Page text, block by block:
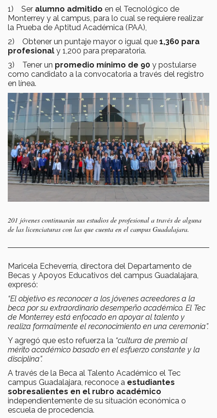
1) Ser alumno admitido en el Tecnológico de
Monterrey y al campus, para lo cual se requiere realizar
la Prueba de Aptitud Académica (PAA),
2) Obtener un puntaje mayor o igual que 1,360 para
profesional y 1,200 para preparatoria.
3) Tener un promedio mínimo de 90 y postularse
como candidato a la convocatoria a través del registro
en línea.
201 jóvenes continuarán sus estudios de profesional a través de alguna
de las licenciaturas con las que cuenta en el campus Guadalajara.
Maricela Echeverría, directora del Departamento de
Becas y Apoyos Educativos del campus Guadalajara,
expresó:
“El objetivo es reconocer a los jóvenes acreedores a la
beca por su extraordinario desempeño académico. El Tec
de Monterrey está enfocado en apoyar al talento y
realiza formalmente el reconocimiento en una ceremonia”.
Y agregó que esto refuerza la “cultura de premio al
mérito académico basado en el esfuerzo constante y la
disciplina”.
A través de la Beca al Talento Académico el Tec
campus Guadalajara, reconoce a estudiantes
sobresalientes en el rubro académico
independientemente de su situación económica o
escuela de procedencia.